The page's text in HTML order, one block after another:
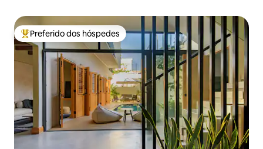
Entre os melhores preferidos dos hóspedes
Preferido dos hóspedes